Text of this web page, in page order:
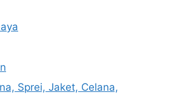
Sprei, Jaket, Celana,